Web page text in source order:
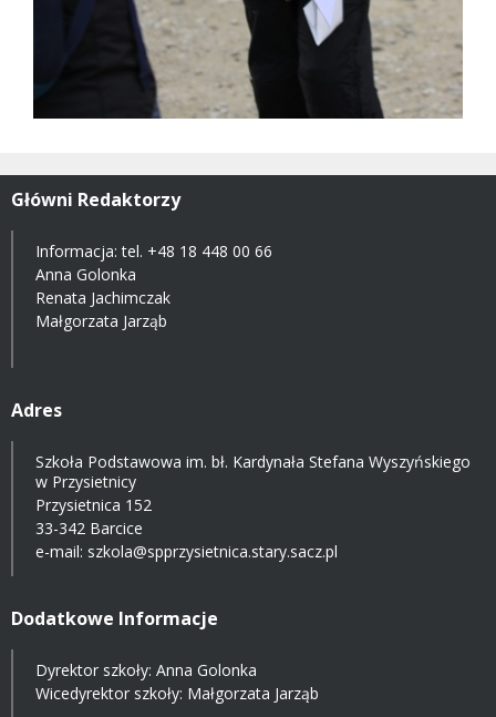
Główni Redaktorzy
Informacja: tel. +48 18 448 00 66
Anna Golonka
Renata Jachimczak
Małgorzata Jarząb
Adres
Szkoła Podstawowa im. bł. Kardynała Stefana Wyszyńskiego
w Przysietnicy
Przysietnica 152
33-342 Barcice
e-mail: szkola@spprzysietnica.stary.sacz.pl
Dodatkowe Informacje
Dyrektor szkoły: Anna Golonka
Wicedyrektor szkoły: Małgorzata Jarząb